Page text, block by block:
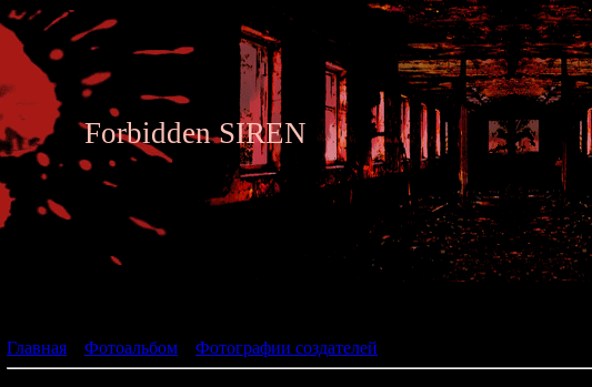
Forbidden SIREN
Главная Фотоальбом Фотографии создателей